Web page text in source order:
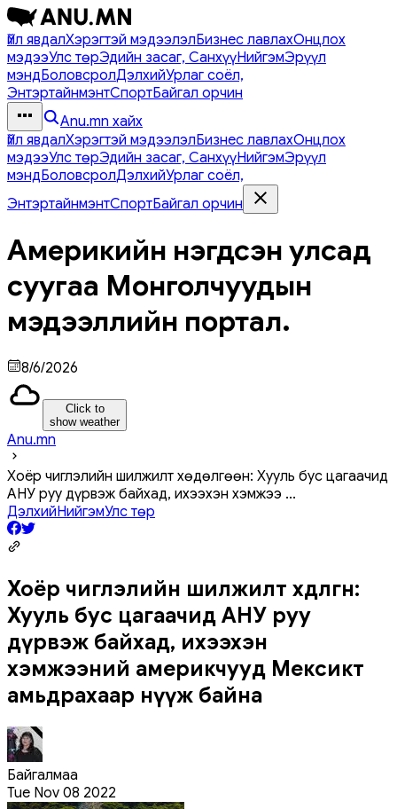
Үйл явдалХэрэгтэй мэдээлэлБизнес лавлахОнцлох
мэдээУлс төрЭдийн засаг, СанхүүНийгэмЭрүүл
мэндБоловсролДэлхийУрлаг соёл,
ЭнтэртайнмэнтСпортБайгал орчин
Anu.mn хайх
Үйл явдалХэрэгтэй мэдээлэлБизнес лавлахОнцлох
мэдээУлс төрЭдийн засаг, СанхүүНийгэмЭрүүл
мэндБоловсролДэлхийУрлаг соёл,
ЭнтэртайнмэнтСпортБайгал орчин
Америкийн нэгдсэн улсад
суугаа Монголчуудын
мэдээллийн портал.
8/6/2026
Click to
show weather
Anu.mn
Хоёр чиглэлийн шилжилт хөдөлгөөн: Хууль бус цагаачид
АНУ руу дүрвэж байхад, ихээхэн хэмжээ ...
ДэлхийНийгэмУлс төр
Хоёр чиглэлийн шилжилт хөдөлгөөн:
Хууль бус цагаачид АНУ руу
дүрвэж байхад, ихээхэн
хэмжээний америкчууд Мексикт
амьдрахаар нүүж байна
Байгалмаа
Tue Nov 08 2022